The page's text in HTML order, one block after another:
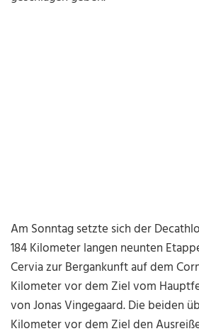
Am Sonntag setzte sich der
184 Kilometer langen neunten
Cervia zur Bergankunft auf dem
Kilometer vor dem Ziel vom
von Jonas Vingegaard. Die beiden
Kilometer vor dem Ziel den